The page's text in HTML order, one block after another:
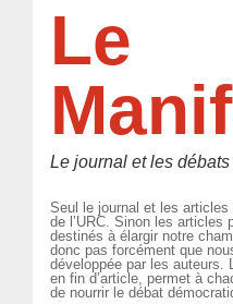
Le
Le journal et les débats
Seul le journal et les articles
de l’URC. Sinon les articles
destinés à élargir notre
donc pas forcément que
développée par les auteurs.
en fin d’article, permet à
de nourrir le débat